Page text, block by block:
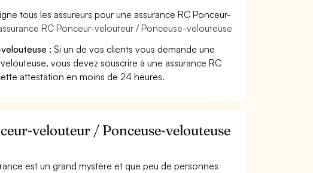
tous les assureurs pour une assurance RC Ponceur-
RC Ponceur-velouteur / Ponceuse-velouteuse
: Si un de vos clients vous demande une
vous devez souscrire à une assurance RC
attestation en moins de 24 heures.
velouteur / Ponceuse-velouteuse
est un grand mystère et que peu de personnes